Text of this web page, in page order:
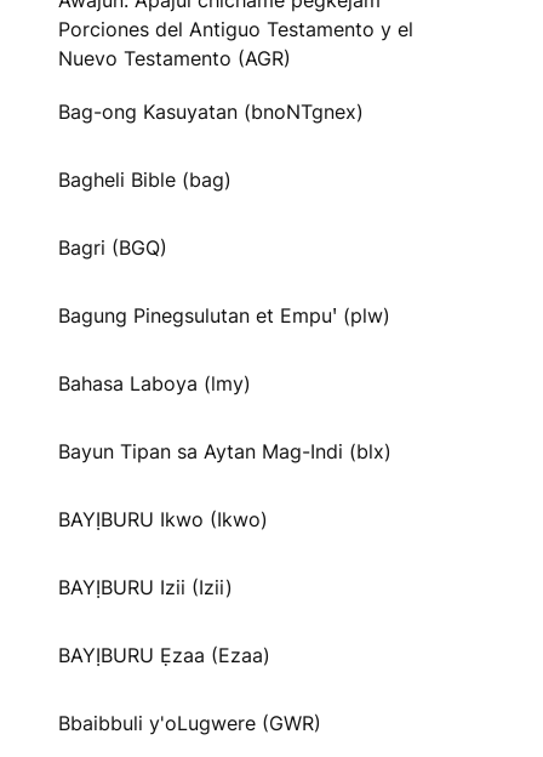
Porciones del Antiguo Testamento y el
Nuevo Testamento (AGR)
Bag-ong Kasuyatan (bnoNTgnex)
Bagheli Bible (bag)
Bagri (BGQ)
Bagung Pinegsulutan et Empuꞌ (plw)
Bahasa Laboya (lmy)
Bayun Tipan sa Aytan Mag-Indi (blx)
BAYỊBURU Ikwo (Ikwo)
BAYỊBURU Izii (Izii)
BAYỊBURU Ẹzaa (Ezaa)
Bbaibbuli y'oLugwere (GWR)